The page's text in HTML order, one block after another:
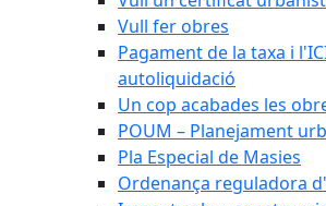
Vull fer obres
Pagament de la taxa i
autoliquidació
Un cop acabades les
POUM – Planejament
Pla Especial de Masies
Ordenança reguladora